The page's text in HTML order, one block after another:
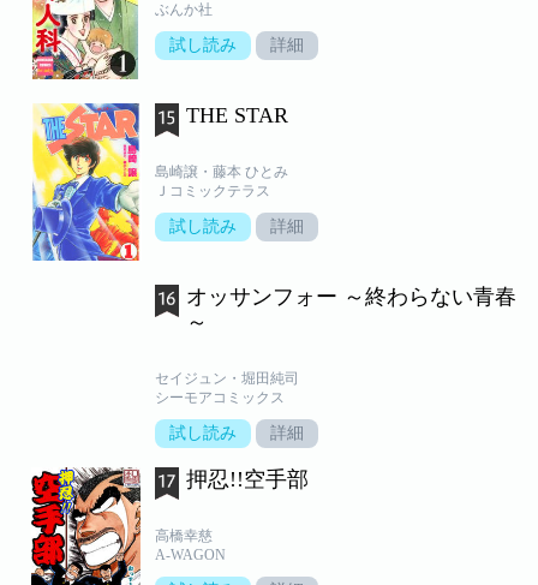
ぶんか社
試し読み 詳細
THE STAR
島崎譲・藤本 ひとみ
Ｊコミックテラス
試し読み 詳細
オッサンフォー ～終わらない青春
～
セイジュン・堀田純司
シーモアコミックス
試し読み 詳細
押忍!!空手部
高橋幸慈
A-WAGON